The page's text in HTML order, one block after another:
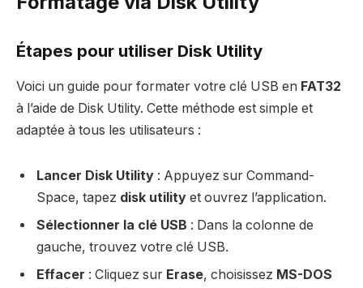
Étapes pour utiliser Disk Utility
Voici un guide pour formater votre clé USB en FAT32
à l’aide de Disk Utility. Cette méthode est simple et
adaptée à tous les utilisateurs :
Lancer Disk Utility : Appuyez sur Command-
Space, tapez disk utility et ouvrez l’application.
Sélectionner la clé USB : Dans la colonne de
gauche, trouvez votre clé USB.
Effacer : Cliquez sur Erase, choisissez MS-DOS